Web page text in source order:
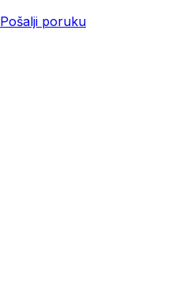
Pošalji poruku